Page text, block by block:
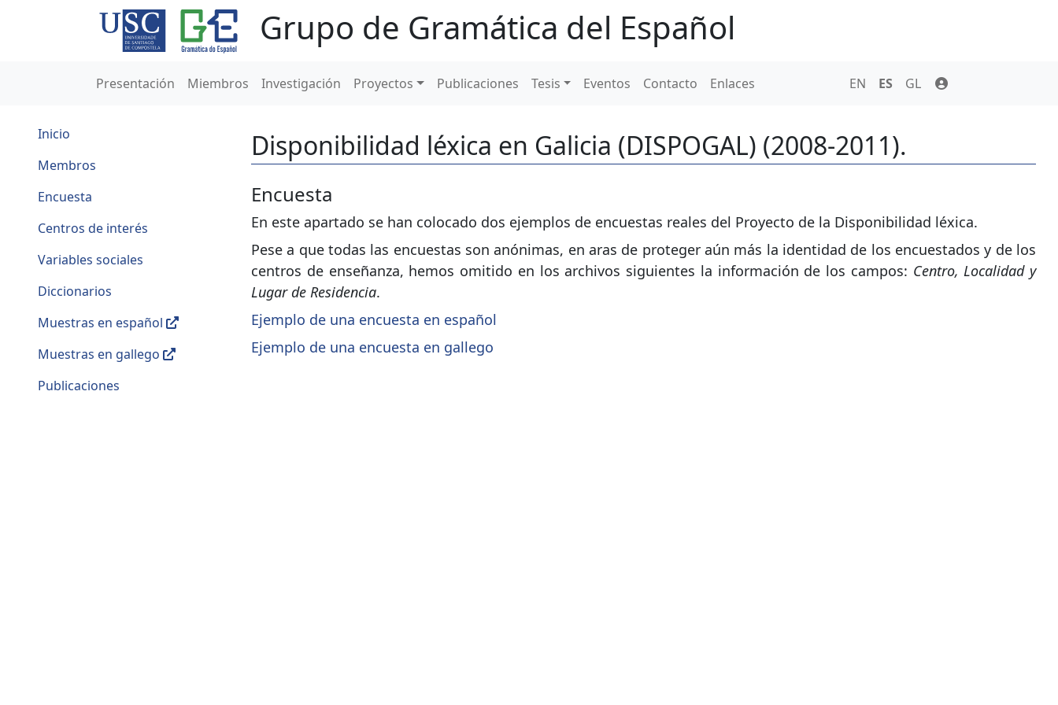
Grupo de Gramática del Español
Presentación Miembros Investigación Proyectos Publicaciones Tesis Eventos Contacto Enlaces EN ES GL
Disponibilidad léxica en Galicia (DISPOGAL) (2008-2011).
Encuesta
En este apartado se han colocado dos ejemplos de encuestas reales del Proyecto de la Disponibilidad léxica.
Pese a que todas las encuestas son anónimas, en aras de proteger aún más la identidad de los encuestados y de los
centros de enseñanza, hemos omitido en los archivos siguientes la información de los campos: Centro, Localidad y
Lugar de Residencia.
Ejemplo de una encuesta en español
Ejemplo de una encuesta en gallego
Inicio
Membros
Encuesta
Centros de interés
Variables sociales
Diccionarios
Muestras en español
Muestras en gallego
Publicaciones